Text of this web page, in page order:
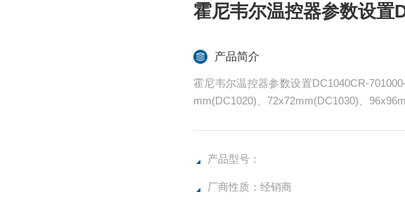
霍尼韦尔温控器参数设置
产品简介
霍尼韦尔温控器参数设置DC1040CR-
mm(DC1020)、72x72mm(DC1030)、
产品型号：
厂商性质：经销商